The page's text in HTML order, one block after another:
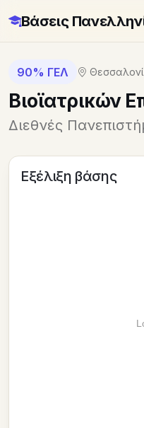
Βάσεις
90% ΓΕΛ
Βιοϊατρικών
Διεθνές
Εξέλιξη βάσης